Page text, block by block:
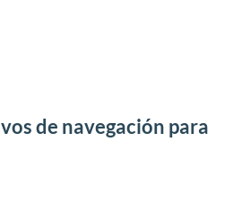
de navegación para